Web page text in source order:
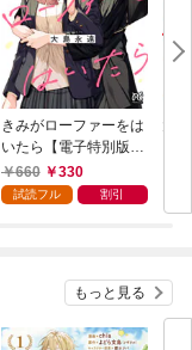
きみがローファーをは
いたら【電子特別版】
1660 330
試読フル 割引
もっと見る